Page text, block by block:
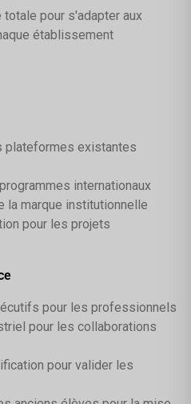
pour s'adapter aux
établissement
plateformes existantes
internationaux
la marque institutionnelle
pour les projets
pour les professionnels
pour les collaborations
pour valider les